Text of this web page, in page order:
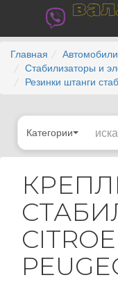
Главная Автомобили
Стабилизаторы и
Резинки штанги
Категории